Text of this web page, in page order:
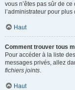
vous n’êtes pas sûr de
l’administrateur pour plus
Haut
Comment trouver tous
Pour accéder à la liste
messages privés, allez
fichiers joints.
Haut